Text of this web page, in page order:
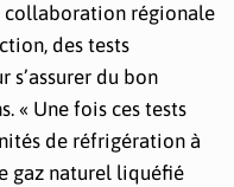
collaboration régionale
des tests
s’assurer du bon
« Une fois ces tests
de réfrigération à
gaz naturel liquéfié